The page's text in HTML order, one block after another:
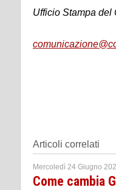
Ufficio Stampa del
Articoli correlati
Mercoledì 24 Giugno
Come cambia